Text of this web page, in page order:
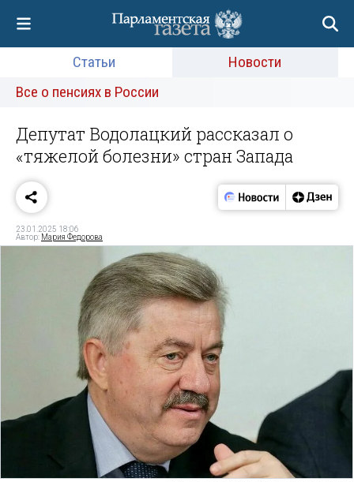
Статьи
Новости
Все о пенсиях в России
Депутат Водолацкий рассказал о
«тяжелой болезни» стран Запада
23.01.2025 18:06
Автор: Мария Федорова